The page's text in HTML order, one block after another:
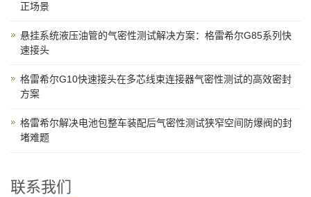
正场景
悬挂系统液压油管的气密性测试解决方案：格雷希尔G85系列快
速接头
格雷希尔G10快速接头在多芯线束连接器气密性测试的高效密封
方案
格雷希尔解决电池包整车装配后气密性测试狭窄空间防爆阀的封
堵难题
联系我们